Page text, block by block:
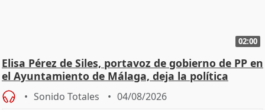
02:00
Elisa Pérez de Siles, portavoz de gobierno de PP en
el Ayuntamiento de Málaga, deja la política
Sonido Totales 04/08/2026